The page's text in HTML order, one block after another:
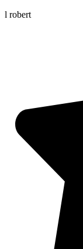
l robert